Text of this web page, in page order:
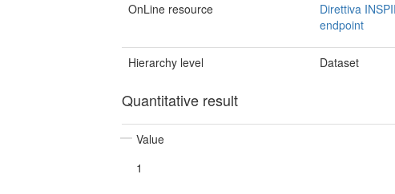
OnLine resource Direttiva
endpoint
Hierarchy level Dataset
Quantitative result
Value
1